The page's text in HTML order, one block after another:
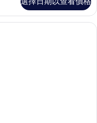
客房 | 客房內保險箱、書桌、筆